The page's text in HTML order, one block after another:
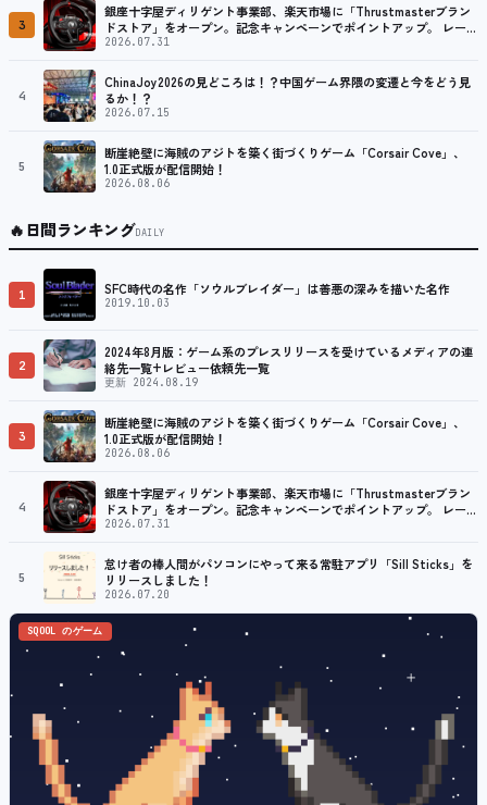
3
銀座十字屋ディリゲント事業部、楽天市場に「Thrustmasterブラン
ドストア」をオープン。記念キャンペーンでポイントアップ。 レーシ
ング／フライトシム向けコントローラーを中心に、幅広くラインナッ
2026.07.31
4
ChinaJoy2026の見どころは！？中国ゲーム界隈の変遷と今をどう見
るか！？
2026.07.15
5
断崖絶壁に海賊のアジトを築く街づくりゲーム「Corsair Cove」、
1.0正式版が配信開始！
2026.08.06
🔥日間ランキングDAILY
1 SFC時代の名作「ソウルブレイダー」は善悪の深みを描いた名作
2019.10.03
2
2024年8月版：ゲーム系のプレスリリースを受けているメディアの連
絡先一覧+レビュー依頼先一覧
更新 2024.08.19
3
断崖絶壁に海賊のアジトを築く街づくりゲーム「Corsair Cove」、
1.0正式版が配信開始！
2026.08.06
4
銀座十字屋ディリゲント事業部、楽天市場に「Thrustmasterブラン
ドストア」をオープン。記念キャンペーンでポイントアップ。 レーシ
ング／フライトシム向けコントローラーを中心に、幅広くラインナッ
2026.07.31
5
怠け者の棒人間がパソコンにやって来る常駐アプリ「Sill Sticks」を
リリースしました！
2026.07.20
SQOOL のゲーム